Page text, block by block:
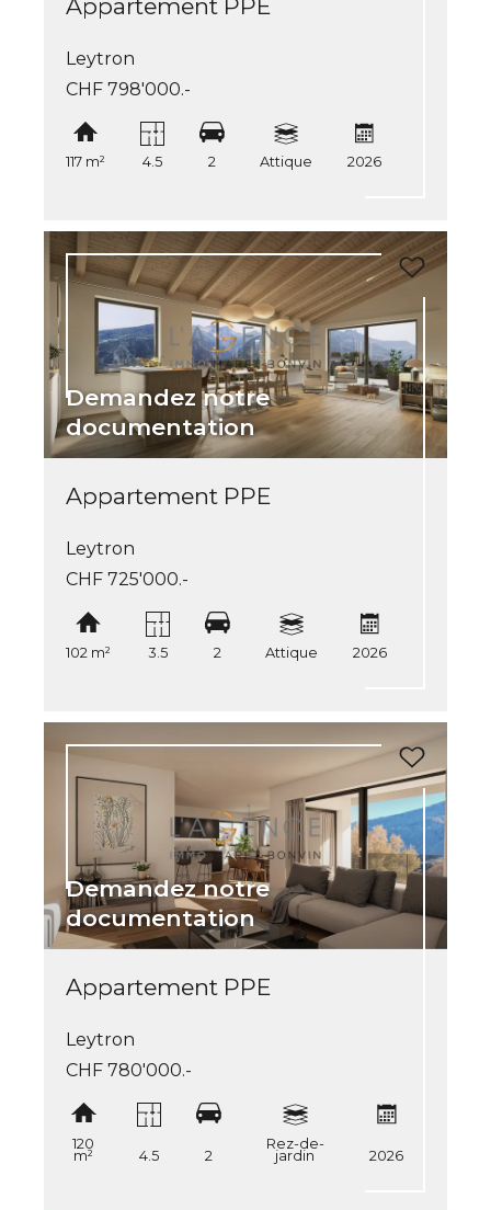
Appartement PPE
Leytron
CHF 798'000.-
117 m² 4.5 2 Attique 2026
Demandez notre
documentation
Appartement PPE
Leytron
CHF 725'000.-
102 m² 3.5 2 Attique 2026
Demandez notre
documentation
Appartement PPE
Leytron
CHF 780'000.-
120
m² 4.5 2
Rez-de-
jardin 2026